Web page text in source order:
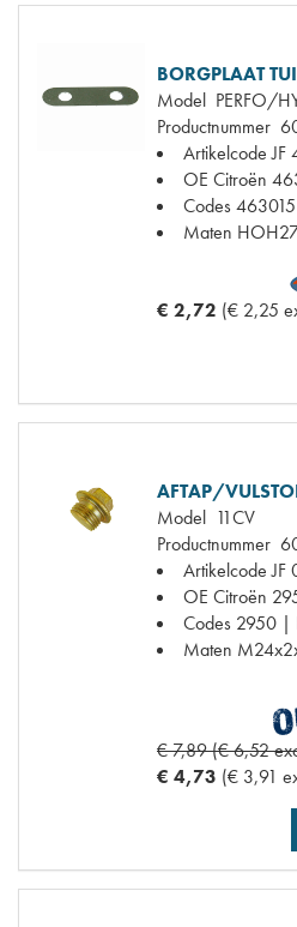
BORGPLAAT
Model PERFO/
Productnummer
Artikelcode JF
OE Citroën
Codes
Maten
€ 2,72 (€ 2,25
AFTAP/
Model 11CV
Productnummer
Artikelcode JF
OE Citroën
Codes 2950 |
Maten
€ 7,89 (€ 6,52
€ 4,73 (€ 3,91